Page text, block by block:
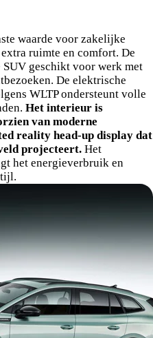
waarde voor zakelijke
ruimte en comfort. De
SUV geschikt voor werk met
De elektrische
WLTP ondersteunt volle
Het interieur is
van moderne
reality head-up display dat
projecteert. Het
het energieverbruik en